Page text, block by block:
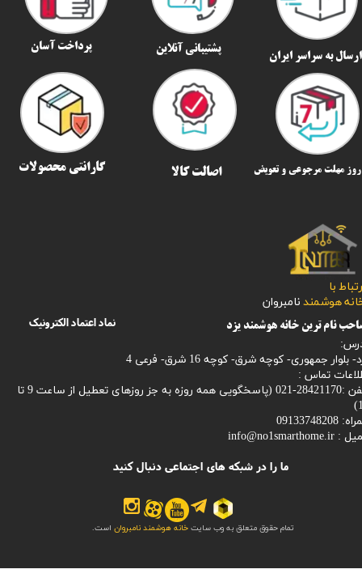
تمام حقوق متعلق به وب سایت خانه هوشمند نامبروان است.
با
هوشمند نامبروان
بلوار جمهوری- کوچه شرق- کوچه 16 شرق- فرعی 4
تماس :
021 (
پاسخگویی همه روزه به جز روزهای تعطیل از ساعت 9 تا
09133748208
:
info@no1smarthome.ir
ما را در شبکه های اجتماعی دنبال کنید
نماد اعتماد الکترونیک
ارسال به سراسر ایران​​​​​​​
پشتیبانی آنلاین پرداخت آسان
اصالت کالا گارانتی محصولات
نام ترین خانه هوشمند یزد